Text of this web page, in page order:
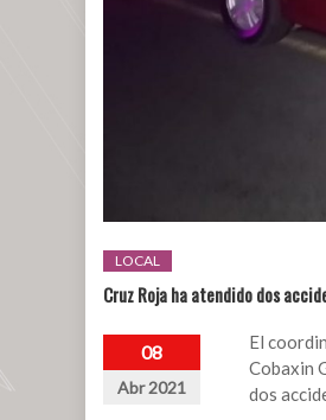
LOCAL
Cruz Roja ha atendido dos
08
Abr 2021
El
Cobaxin
dos